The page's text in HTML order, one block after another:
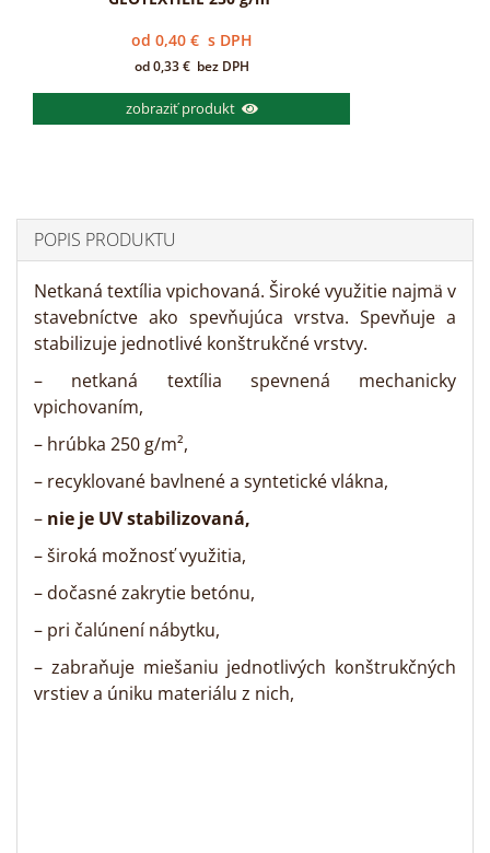
od 0,40 € s DPH
od0,33€ bez DPH
zobraziť produkt
POPIS PRODUKTU
Netkaná textília vpichovaná. Široké využitie najmä v
stavebníctve ako spevňujúca vrstva. Spevňuje a
stabilizuje jednotlivé konštrukčné vrstvy.
– netkaná textília spevnená mechanicky
vpichovaním,
– hrúbka 250 g/m²,
– recyklované bavlnené a syntetické vlákna,
– nie je UV stabilizovaná,
– široká možnosť využitia,
– dočasné zakrytie betónu,
– pri čalúnení nábytku,
– zabraňuje miešaniu jednotlivých konštrukčných
vrstiev a úniku materiálu z nich,